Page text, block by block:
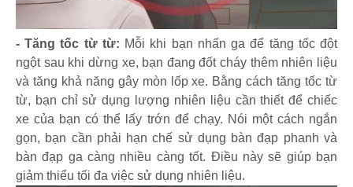
- Tăng tốc từ từ: Mỗi khi bạn nhấn ga để tăng tốc đột
ngột sau khi dừng xe, bạn đang đốt cháy thêm nhiên liệu
và tăng khả năng gây mòn lốp xe. Bằng cách tăng tốc từ
từ, bạn chỉ sử dụng lượng nhiên liệu cần thiết để chiếc
xe của bạn có thể lấy trớn để chạy. Nói một cách ngắn
gọn, bạn cần phải hạn chế sử dụng bàn đạp phanh và
bàn đạp ga càng nhiều càng tốt. Điều này sẽ giúp bạn
giảm thiểu tối đa việc sử dụng nhiên liệu.